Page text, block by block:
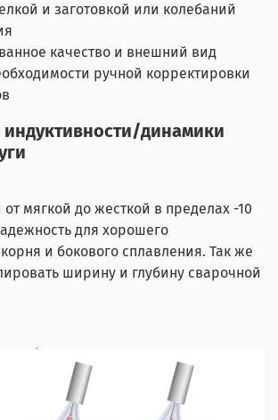
и заготовкой или колебаний
качество и внешний вид
ручной корректировки
индуктивности/динамики
мягкой до жесткой в пределах -10
для хорошего
и бокового сплавления. Так же
ширину и глубину сварочной